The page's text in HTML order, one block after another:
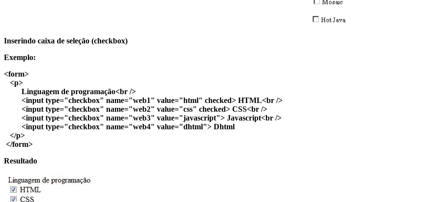
Inserindo caixa de seleção (checkbox)
Exemplo:
<form>
<p>
Linguagem de programação<br />
<input type="checkbox" name="web1" value="html" checked> HTML<br />
<input type="checkbox" name="web2" value="css" checked> CSS<br />
<input type="checkbox" name="web3" value="javascript"> Javascript<br />
<input type="checkbox" name="web4" value="dhtml"> Dhtml
</p>
</form>
Resultado